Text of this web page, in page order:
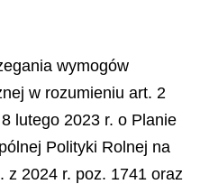
wymogów
w rozumieniu art. 2
lutego 2023 r. o Planie
Polityki Rolnej na
z 2024 r. poz. 1741 oraz